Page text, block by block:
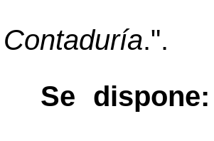
Contaduría.".
Se dispone: